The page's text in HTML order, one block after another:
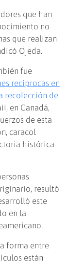
que han
no
que realizan
Ojeda.
fue
recíprocas en
recolección de
en Canadá,
de esta
caracol
histórica
resultó
este
en la
forma entre
están